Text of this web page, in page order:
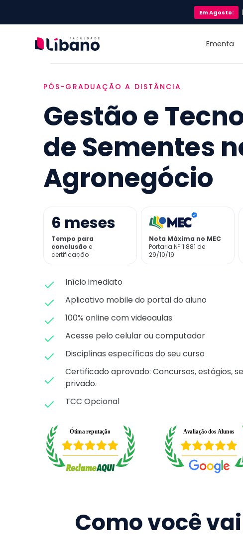
EmAgosto:
Ementa
PÓS-GRADUAÇÃO A DISTÂNCIA
Gestão e
de Sementes
Agronegócio
6 meses
Tempo para
conclusão e
certificação
Nota Máxima no MEC
Portaria Nª 1.881 de
29/10/19
Início imediato
Aplicativo mobile do portal do aluno
100% online com videoaulas
Acesse pelo celular ou computador
Disciplinas específicas do seu curso
Certificado aprovado: Concursos, estágios,
privado.
TCC Opcional
Como você